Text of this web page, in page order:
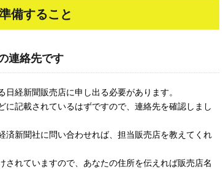
備すること
連絡先です
経新聞販売店に申し出る必要があります。
に記載されているはずですので、連絡先を確認しまし
済新聞社に問い合わせれば、担当販売店を教えてくれ
されていますので、あなたの住所を伝えれば販売店名